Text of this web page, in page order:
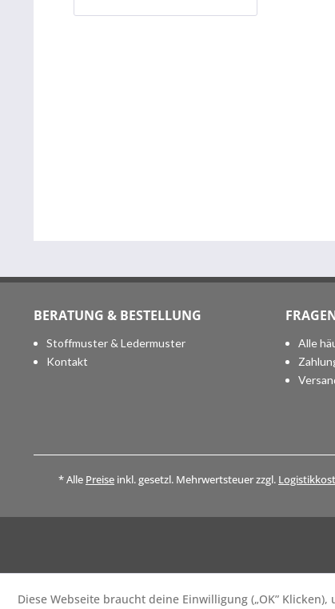
BERATUNG & BESTELLUNG
Stoffmuster & Ledermuster
Kontakt
Alle
* Alle Preise inkl. gesetzl. Mehrwertsteuer zzgl.
Diese Webseite braucht deine Einwilligung („OK”